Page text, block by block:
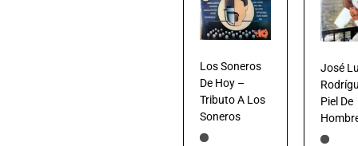
Los Soneros
De Hoy –
Tributo A Los
Soneros
José
Piel De